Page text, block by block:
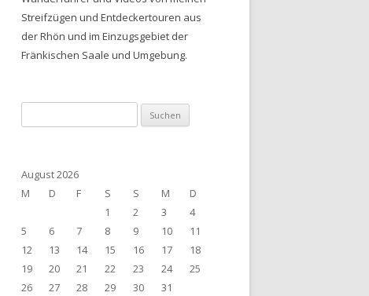
Streifzügen und Entdeckertouren aus
der Rhön und im Einzugsgebiet der
Fränkischen Saale und Umgebung.
nach:
August 2026
M
D F S S M
D
1
2 3
4
5
6 7 8 9 10
11
12
13 14 15 16 17
18
19
20 21 22 23 24
25
26
27 28 29 30
31